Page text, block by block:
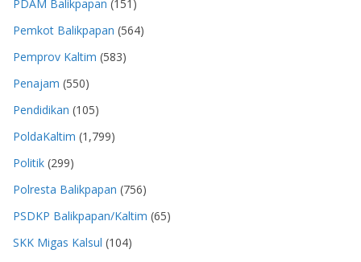
PDAM Balikpapan (151)
Pemkot Balikpapan (564)
Pemprov Kaltim (583)
Penajam (550)
Pendidikan (105)
PoldaKaltim (1,799)
Politik (299)
Polresta Balikpapan (756)
PSDKP Balikpapan/Kaltim (65)
SKK Migas Kalsul (104)